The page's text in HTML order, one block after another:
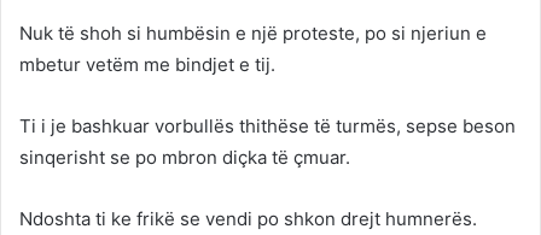
Nuk të shoh si humbësin e një proteste, po si njeriun e
mbetur vetëm me bindjet e tij.
Ti i je bashkuar vorbullës thithëse të turmës, sepse beson
sinqerisht se po mbron diçka të çmuar.
Ndoshta ti ke frikë se vendi po shkon drejt humnerës.